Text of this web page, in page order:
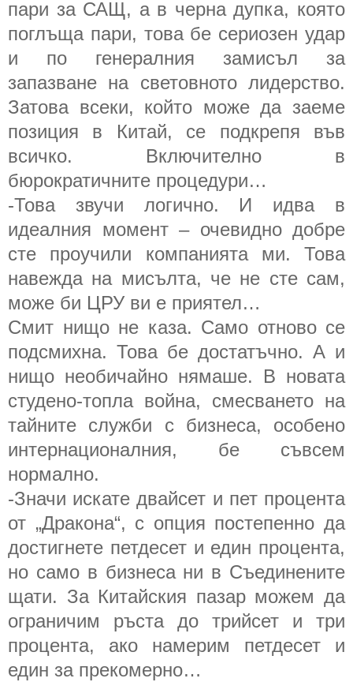
пари за САЩ, а в черна дупка, която
поглъща пари, това бе сериозен удар
и по генералния замисъл за
запазване на световното лидерство.
Затова всеки, който може да заеме
позиция в Китай, се подкрепя във
всичко. Включително в
бюрократичните процедури…
-Това звучи логично. И идва в
идеалния момент – очевидно добре
сте проучили компанията ми. Това
навежда на мисълта, че не сте сам,
може би ЦРУ ви е приятел…
Смит нищо не каза. Само отново се
подсмихна. Това бе достатъчно. А и
нищо необичайно нямаше. В новата
студено-топла война, смесването на
тайните служби с бизнеса, особено
интернационалния, бе съвсем
нормално.
-Значи искате двайсет и пет процента
от „Дракона“, с опция постепенно да
достигнете петдесет и един процента,
но само в бизнеса ни в Съединените
щати. За Китайския пазар можем да
ограничим ръста до трийсет и три
процента, ако намерим петдесет и
един за прекомерно…